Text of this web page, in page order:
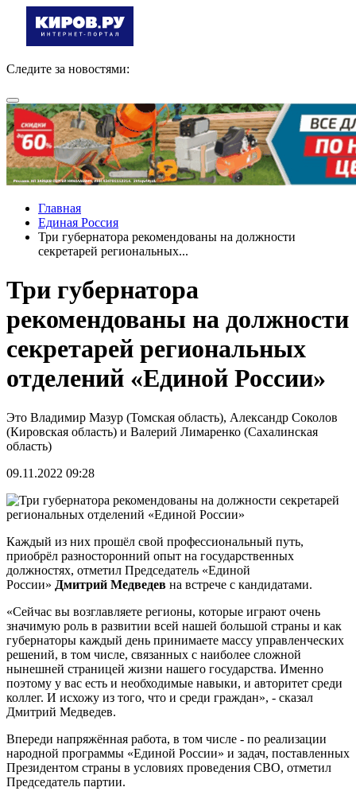
Следите за новостями:
Главная
Единая Россия
Три губернатора рекомендованы на должности
секретарей региональных...
Три губернатора
рекомендованы на должности
секретарей региональных
отделений «Единой России»
Это Владимир Мазур (Томская область), Александр Соколов
(Кировская область) и Валерий Лимаренко (Сахалинская
область)
09.11.2022 09:28
Каждый из них прошёл свой профессиональный путь,
приобрёл разносторонний опыт на государственных
должностях, отметил Председатель «Единой
России» Дмитрий Медведев на встрече с кандидатами.
«Сейчас вы возглавляете регионы, которые играют очень
значимую роль в развитии всей нашей большой страны и как
губернаторы каждый день принимаете массу управленческих
решений, в том числе, связанных с наиболее сложной
нынешней страницей жизни нашего государства. Именно
поэтому у вас есть и необходимые навыки, и авторитет среди
коллег. И исхожу из того, что и среди граждан», - сказал
Дмитрий Медведев.
Впереди напряжённая работа, в том числе - по реализации
народной программы «Единой России» и задач, поставленных
Президентом страны в условиях проведения СВО, отметил
Председатель партии.